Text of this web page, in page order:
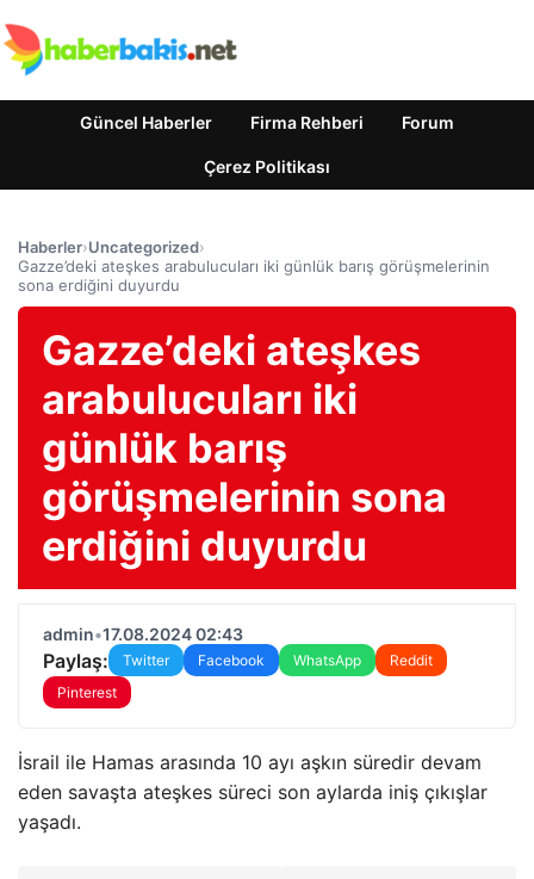
Güncel Haberler Firma Rehberi Forum
Çerez Politikası
Haberler›Uncategorized›
Gazze’deki ateşkes arabulucuları iki günlük barış görüşmelerinin
sona erdiğini duyurdu
Gazze’deki ateşkes
arabulucuları iki
günlük barış
görüşmelerinin sona
erdiğini duyurdu
admin•17.08.2024 02:43
Paylaş: Twitter Facebook WhatsApp
Reddit
Pinterest
İsrail ile Hamas arasında 10 ayı aşkın süredir devam
eden savaşta ateşkes süreci son aylarda iniş çıkışlar
yaşadı.